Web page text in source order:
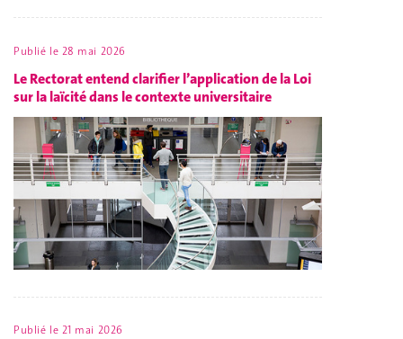
Publié le 28 mai 2026
Le Rectorat entend clarifier l’application de la Loi
sur la laïcité dans le contexte universitaire
Publié le 21 mai 2026